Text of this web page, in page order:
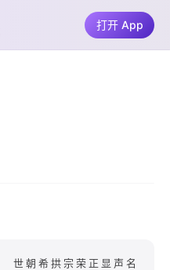
世朝希拱宗荣正显声名
打开 App